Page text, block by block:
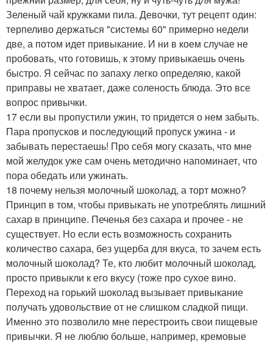
Зеленый чай кружками пила. Девочки, тут рецепт один:
терпеливо держаться "системы 60" примерно недели
две, а потом идет привыкание. И ни в коем случае не
пробовать, что готовишь, к этому привыкаешь очень
быстро. Я сейчас по запаху легко определяю, какой
приправы не хватает, даже соленость блюда. Это все
вопрос привычки.
17 если вы пропустили ужин, то придется о нем забыть.
Пара пропусков и последующий пропуск ужина - и
забывать перестаешь! Про себя могу сказать, что мне
мой желудок уже сам очень методично напоминает, что
пора обедать или ужинать.
18 почему нельзя молочный шоколад, а торт можно?
Принцип в том, чтобы привыкать не употреблять лишний
сахар в принципе. Печенья без сахара и прочее - не
существует. Но если есть возможность сохранить
количество сахара, без ущерба для вкуса, то зачем есть
молочный шоколад? Те, кто любит молочный шоколад,
просто привыкли к его вкусу (тоже про сухое вино.
Переход на горький шоколад вызывает привыкание
получать удовольствие от не слишком сладкой пищи.
Именно это позволило мне перестроить свои пищевые
привычки. Я не люблю больше, например, кремовые